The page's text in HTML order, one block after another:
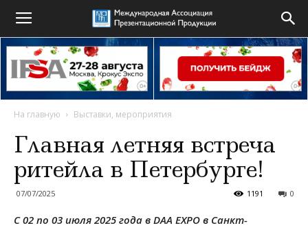
На главную Выставки, мероприятия
Главная летняя встреча
ритейла в Петербурге!
07/07/2025 0
1191
С 02 по 03 июля 2025 года в DAA EXPO в Санкт-